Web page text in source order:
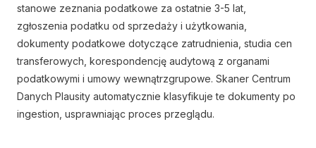
stanowe zeznania podatkowe za ostatnie 3-5 lat,
zgłoszenia podatku od sprzedaży i użytkowania,
dokumenty podatkowe dotyczące zatrudnienia, studia cen
transferowych, korespondencję audytową z organami
podatkowymi i umowy wewnątrzgrupowe. Skaner Centrum
Danych Plausity automatycznie klasyfikuje te dokumenty po
ingestion, usprawniając proces przeglądu.